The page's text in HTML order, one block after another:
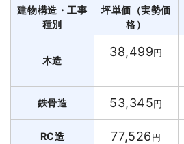
建物構造・工事
種別
坪単価（実勢価
格）
木造
38,499円
鉄骨造 53,345円
RC造 77,526円